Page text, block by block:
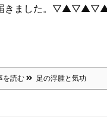
届きました。
を読む 足の浮腫と気功